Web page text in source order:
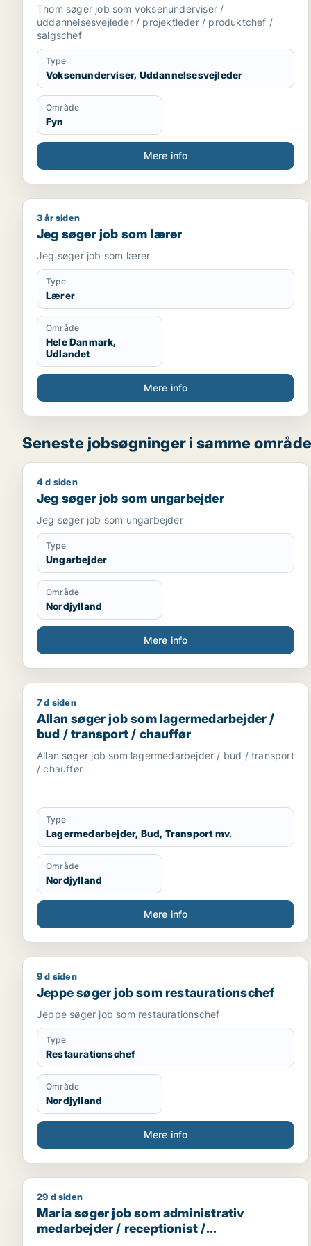
Thom søger job som voksenunderviser /
uddannelsesvejleder / projektleder / produktchef /
salgschef
Type
Voksenunderviser, Uddannelsesvejleder
Område
Fyn
Mere info
Jeg søger job som lærer
3 år siden
Jeg søger job som lærer
Jeg søger job som lærer
Type
Lærer
Område
Hele Danmark,
Udlandet
Mere info
Seneste jobsøgninger i samme område
Jeg søger job som ungarbejder
4 d siden
Jeg søger job som ungarbejder
Jeg søger job som ungarbejder
Type
Ungarbejder
Område
Nordjylland
Mere info
Allan søger job som lagermedarbejder / bud /
7 d siden
Allan søger job som lagermedarbejder /
bud / transport / chauffør
Allan søger job som lagermedarbejder / bud / transport
/ chauffør
Type
Lagermedarbejder, Bud, Transport mv.
Område
Nordjylland
Mere info
Jeppe søger job som restaurationschef
9 d siden
Jeppe søger job som restaurationschef
Jeppe søger job som restaurationschef
Type
Restaurationschef
Område
Nordjylland
Mere info
Maria søger job som administrativ medarbejder /
29 d siden
Maria søger job som administrativ
medarbejder / receptionist /